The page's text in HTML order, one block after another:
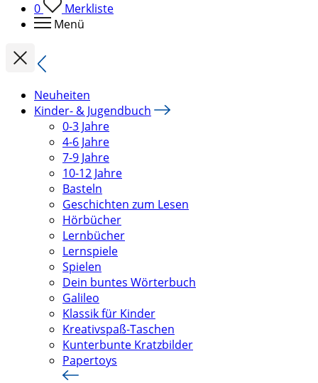
0
Merkliste
Menü
Neuheiten
Kinder- & Jugendbuch
0-3 Jahre
4-6 Jahre
7-9 Jahre
10-12 Jahre
Basteln
Geschichten zum Lesen
Hörbücher
Lernbücher
Lernspiele
Spielen
Dein buntes Wörterbuch
Galileo
Klassik für Kinder
Kreativspaß-Taschen
Kunterbunte Kratzbilder
Papertoys